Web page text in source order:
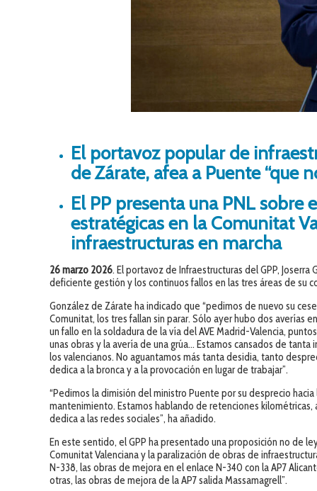
El portavoz popular de
de Zárate, afea a Puente “que
El PP presenta una PNL
estratégicas en la Comunitat
infraestructuras en marcha
26 marzo 2026. El portavoz de Infraestructuras del GPP,
deficiente gestión y los continuos fallos en las tres áreas de su
González de Zárate ha indicado que “pedimos de nuevo su
Comunitat, los tres fallan sin parar. Sólo ayer hubo dos averías
un fallo en la soldadura de la vía del AVE Madrid-Valencia,
unas obras y la avería de una grúa… Estamos cansados de
los valencianos. No aguantamos más tanta desidia, tanto
dedica a la bronca y a la provocación en lugar de trabajar”.
“Pedimos la dimisión del ministro Puente por su desprecio
mantenimiento. Estamos hablando de retenciones
dedica a las redes sociales”, ha añadido.
En este sentido, el GPP ha presentado una proposición no de
Comunitat Valenciana y la paralización de obras de
N-338, las obras de mejora en el enlace N-340 con la AP7
otras, las obras de mejora de la AP7 salida Massamagrell”.